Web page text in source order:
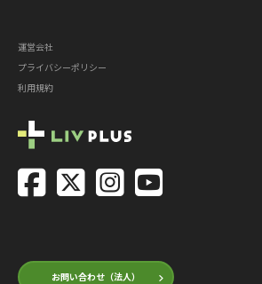
お問い合わせ（法人）
運営会社
プライバシーポリシー
利用規約